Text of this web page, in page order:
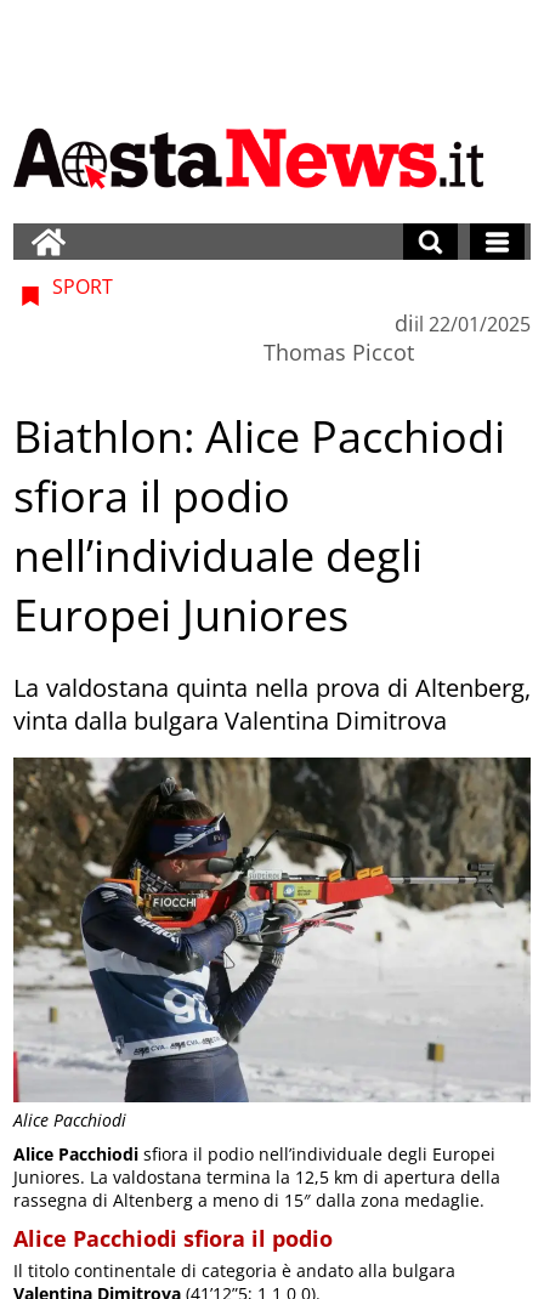
Alice Pacchiodi
SPORT
di
Thomas Piccot
il 22/01/2025
Biathlon: Alice Pacchiodi
sfiora il podio
nell’individuale degli
Europei Juniores
La valdostana quinta nella prova di Altenberg,
vinta dalla bulgara Valentina Dimitrova
Alice Pacchiodi sfiora il podio nell’individuale degli Europei
Juniores. La valdostana termina la 12,5 km di apertura della
rassegna di Altenberg a meno di 15″ dalla zona medaglie.
Alice Pacchiodi sfiora il podio
Il titolo continentale di categoria è andato alla bulgara
Valentina Dimitrova (41’12”5; 1 1 0 0).